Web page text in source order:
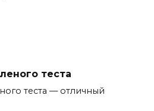
теста
теста — отличный